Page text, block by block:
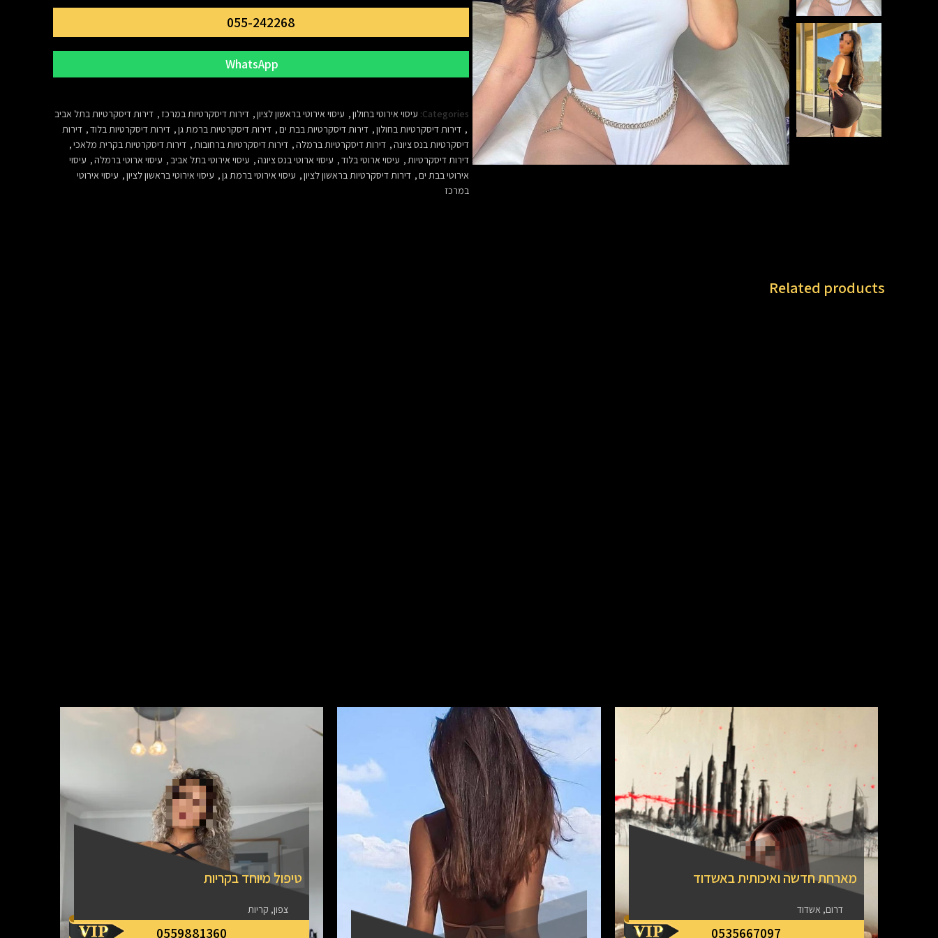
055-242268
Categories: עיסוי אירוטי בחולון, עיסוי אירוטי בראשון לציון, דירות דיסקרטיות במרכז, דירות דיסקרטיות בתל אביב
, דירות דיסקרטיות בחולון, דירות דיסקרטיות בבת ים, דירות דיסקרטיות ברמת גן, דירות דיסקרטיות בלוד, דירות
דיסקרטיות בנס ציונה, דירות דיסקרטיות ברמלה, דירות דיסקרטיות ברחובות, דירות דיסקרטיות בקרית מלאכי,
דירות דיסקרטיות, עיסוי ארוטי בלוד, עיסוי ארוטי בנס ציונה, עיסוי אירוטי בתל אביב, עיסוי ארוטי ברמלה, עיסוי
אירוטי בבת ים, דירות דיסקרטיות בראשון לציון, עיסוי אירוטי ברמת גן, עיסוי אירוטי בראשון לציון, עיסוי אירוטי
במרכז
Related products
מארחת חדשה ואיכותית באשדוד
דרום, אשדוד
0535667097
טיפול מיוחד בקריות
צפון, קריות
0559881360